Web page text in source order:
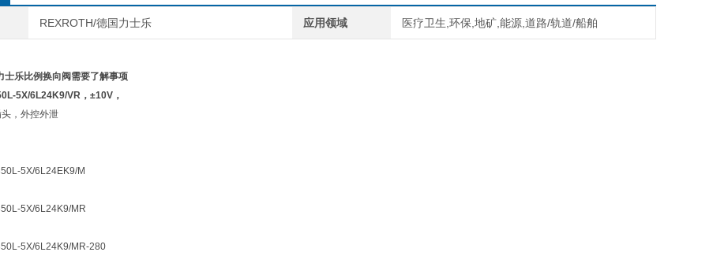
REXROTH/德国力士乐 应用领域 医疗卫生,环保,地矿,能源,道路/轨道/船舶
士乐比例换向阀需要了解事项
5X/6L24K9/VR，±10V，
，外控外泄
5X/6L24EK9/M
5X/6L24K9/MR
5X/6L24K9/MR-280